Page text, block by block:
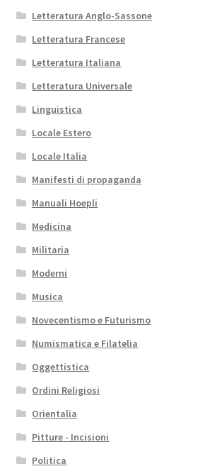
Letteratura Anglo-Sassone
Letteratura Francese
Letteratura Italiana
Letteratura Universale
Linguistica
Locale Estero
Locale Italia
Manifesti di propaganda
Manuali Hoepli
Medicina
Militaria
Moderni
Musica
Novecentismo e Futurismo
Numismatica e Filatelia
Oggettistica
Ordini Religiosi
Orientalia
Pitture - Incisioni
Politica